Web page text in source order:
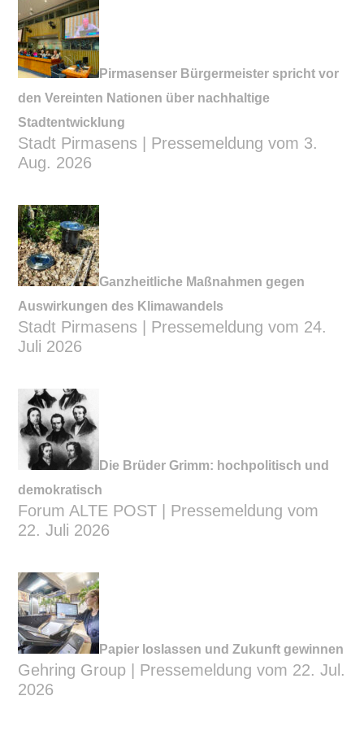
Pirmasenser Bürgermeister spricht vor
den Vereinten Nationen über nachhaltige
Stadtentwicklung
Stadt Pirmasens | Pressemeldung vom 3.
Aug. 2026
Ganzheitliche Maßnahmen gegen
Auswirkungen des Klimawandels
Stadt Pirmasens | Pressemeldung vom 24.
Juli 2026
Die Brüder Grimm: hochpolitisch und
demokratisch
Forum ALTE POST | Pressemeldung vom
22. Juli 2026
Papier loslassen und Zukunft gewinnen
Gehring Group | Pressemeldung vom 22. Jul.
2026